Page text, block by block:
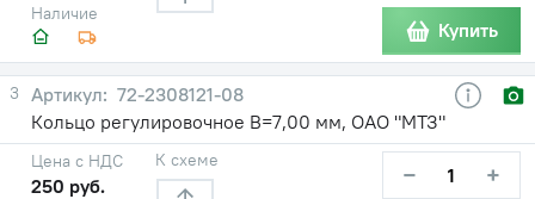
Наличие
Купить
3
72-2308121-08
Кольцо регулировочное В=7,00 мм, ОАО "МТЗ"
Цена с НДС
250 руб.
К схеме − +